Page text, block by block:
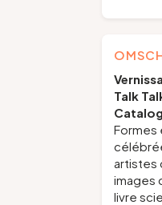
Talk
Formes
artistes
images
livre